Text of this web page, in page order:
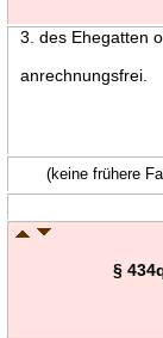
3. des Ehegatten
anrechnungsfrei.
(keine frühere
§